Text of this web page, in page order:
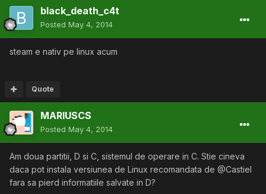
black_death_c4t
Posted May 4, 2014
steam e nativ pe linux acum
Quote
MARIUSCS
Posted May 4, 2014
Am doua partitii, D si C, sistemul de operare in C. Stie cineva
daca pot instala versiunea de Linux recomandata de @Castiel
fara sa pierd informatiile salvate in D?